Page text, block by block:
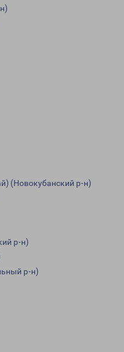
(Новокубанский р-н)
р-н)
р-н)